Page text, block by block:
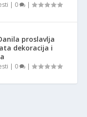
| 0 |
proslavlja
dekoracija i
| 0 |